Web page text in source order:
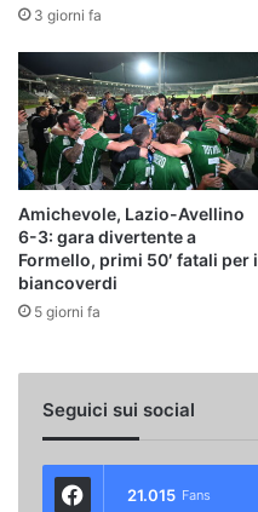
3 giorni fa
Amichevole, Lazio-Avellino
6-3: gara divertente a
Formello, primi 50′ fatali per i
biancoverdi
5 giorni fa
Seguici sui social
21.015 Fans